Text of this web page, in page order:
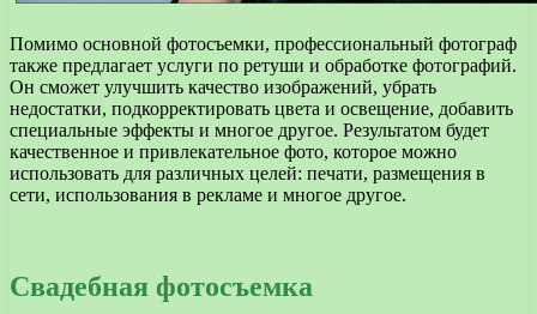
Помимо основной фотосъемки, профессиональный фотограф
также предлагает услуги по ретуши и обработке фотографий.
Он сможет улучшить качество изображений, убрать
недостатки, подкорректировать цвета и освещение, добавить
специальные эффекты и многое другое. Результатом будет
качественное и привлекательное фото, которое можно
использовать для различных целей: печати, размещения в
сети, использования в рекламе и многое другое.
Свадебная фотосъемка